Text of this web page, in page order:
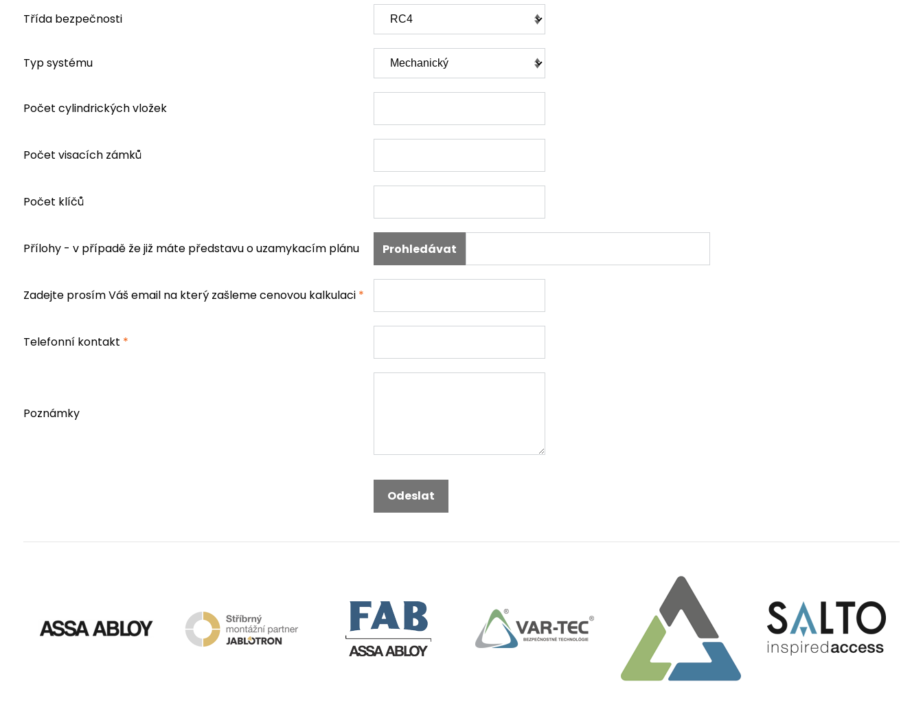
Třída bezpečnosti
Typ systému
Počet cylindrických vložek
Počet visacích zámků
Počet klíčů
Přílohy - v případě že již máte představu o uzamykacím plánu
Zadejte prosím Váš email na který zašleme cenovou kalkulaci *
Telefonní kontakt *
Poznámky
Odeslat